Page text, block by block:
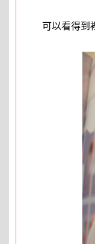
可以看得到裡